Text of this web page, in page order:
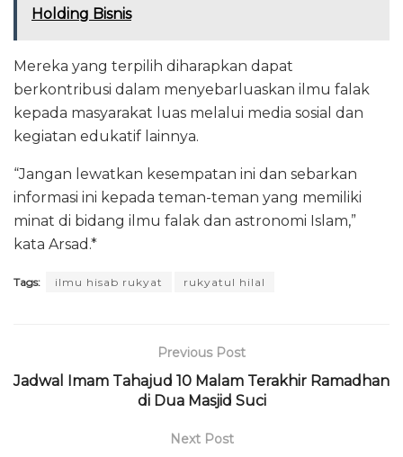
Holding Bisnis
Mereka yang terpilih diharapkan dapat
berkontribusi dalam menyebarluaskan ilmu falak
kepada masyarakat luas melalui media sosial dan
kegiatan edukatif lainnya.
“Jangan lewatkan kesempatan ini dan sebarkan
informasi ini kepada teman-teman yang memiliki
minat di bidang ilmu falak dan astronomi Islam,”
kata Arsad.*
Tags: ilmu hisab rukyat rukyatul hilal
Previous Post
Jadwal Imam Tahajud 10 Malam Terakhir Ramadhan
di Dua Masjid Suci
Next Post